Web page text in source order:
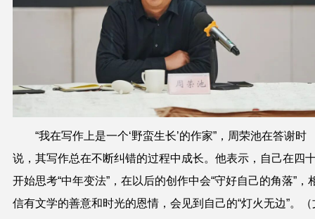
“我在写作上是一个‘野蛮生长’的作家”，周荣池在答谢时
说，其写作总在不断纠错的过程中成长。他表示，自己在四
开始思考“中年变法”，在以后的创作中会“守好自己的角落”，
信有文学的善意和时光的恩情，会见到自己的“灯火无边”。（